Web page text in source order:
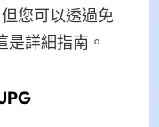
您可以透過免
是詳細指南。